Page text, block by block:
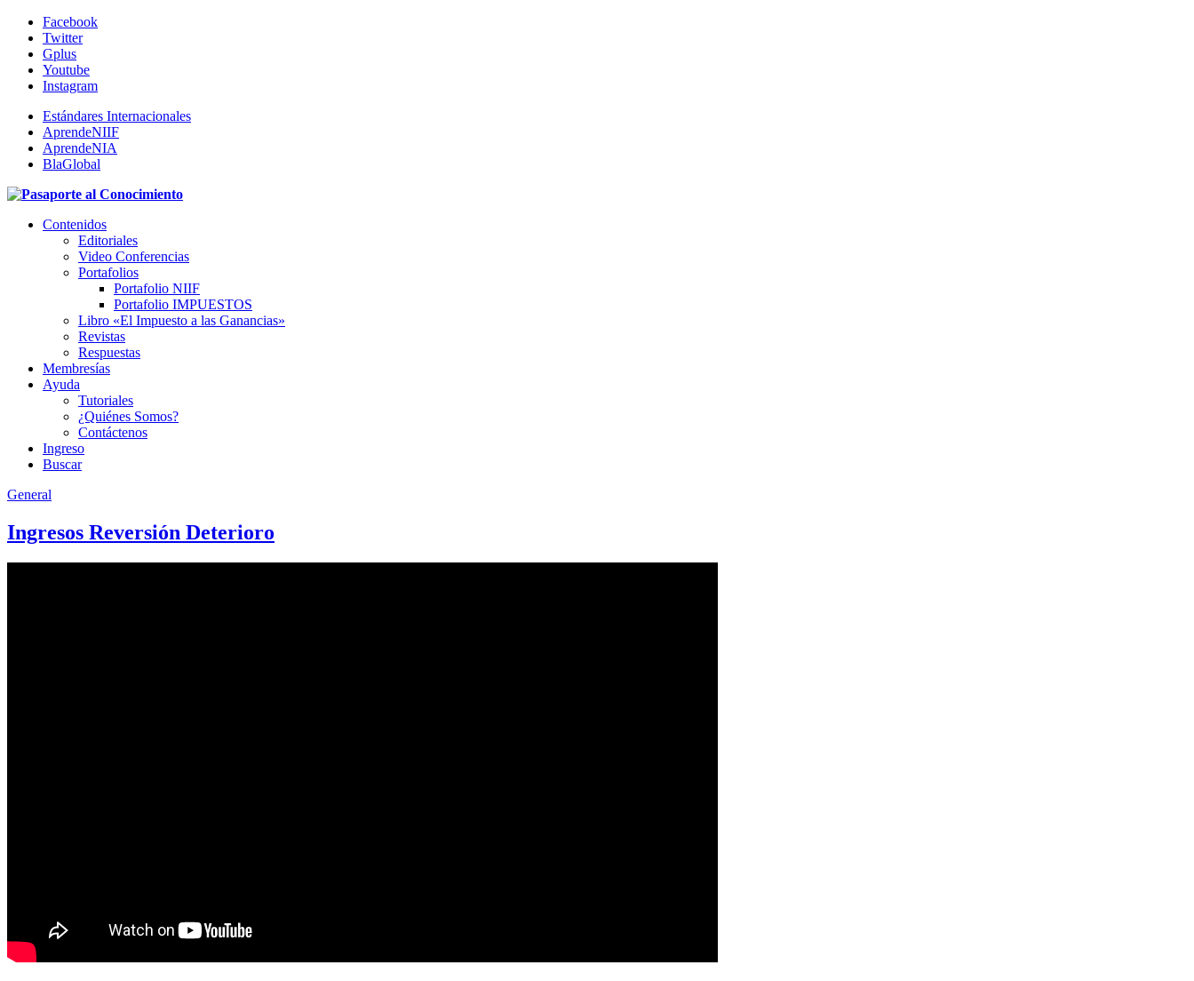
Facebook
Twitter
Gplus
Youtube
Instagram
Estándares Internacionales
AprendeNIIF
AprendeNIA
BlaGlobal
Contenidos
Editoriales
Video Conferencias
Portafolios
Portafolio NIIF
Portafolio IMPUESTOS
Libro «El Impuesto a las Ganancias»
Revistas
Respuestas
Membresías
Ayuda
Tutoriales
¿Quiénes Somos?
Contáctenos
Ingreso
Buscar
General
Ingresos Reversión Deterioro